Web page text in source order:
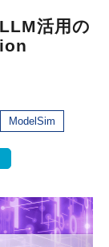
活用の
ModelSim